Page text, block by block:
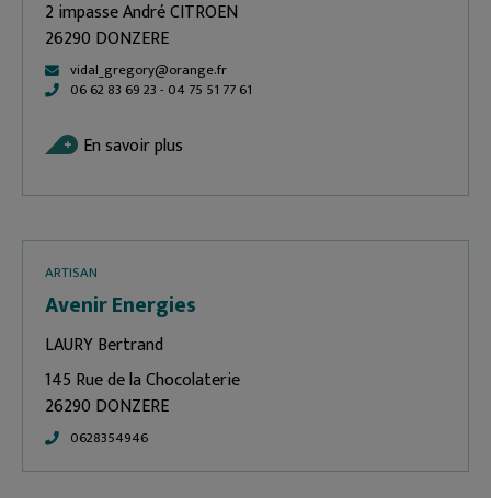
2 impasse André CITROEN
26290 DONZERE
vidal_gregory@orange.fr
06 62 83 69 23 - 04 75 51 77 61
En savoir plus
ARTISAN
Avenir Energies
LAURY Bertrand
145 Rue de la Chocolaterie
26290 DONZERE
0628354946